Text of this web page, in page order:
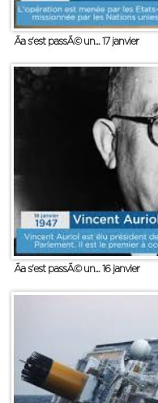
Ãa s'est passÃ© un... 17 janvier
Ãa s'est passÃ© un... 16 janvier